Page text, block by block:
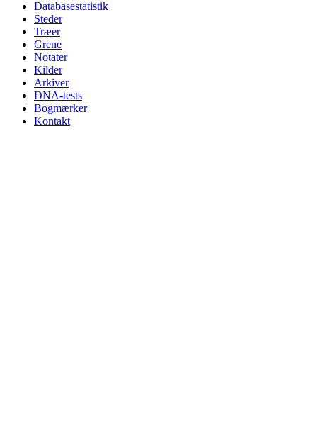
Databasestatistik
Steder
Træer
Grene
Notater
Kilder
Arkiver
DNA-tests
Bogmærker
Kontakt